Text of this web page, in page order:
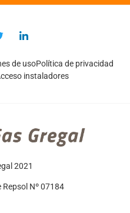
de usoPolítica de privacidad
instaladores
2021
Repsol Nº 07184